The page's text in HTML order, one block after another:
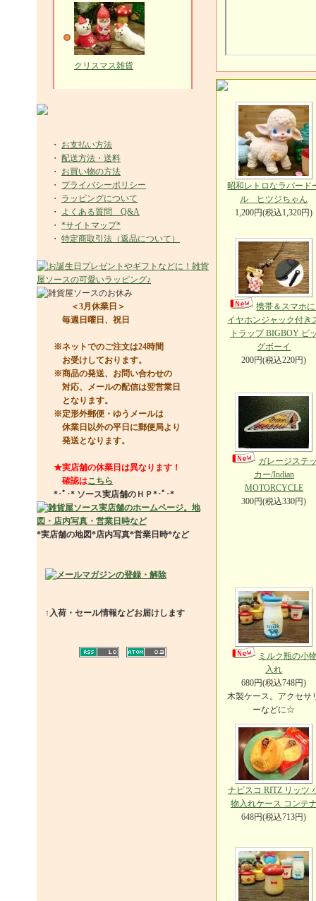
クリスマス雑貨
・ お支払い方法
・ 配送方法・送料
・ お買い物の方法
・ プライバシーポリシー
・ ラッピングについて
・ よくある質問 Q&A
・ *サイトマップ*
・ 特定商取引法（返品について）
＜3月休業日＞
毎週日曜日、祝日
※ネットでのご注文は24時間
お受けしております。
※商品の発送、お問い合わせの
対応、メールの配信は翌営業日
となります。
※定形外郵便・ゆうメールは
休業日以外の平日に郵便局より
発送となります。
★実店舗の休業日は異なります！
確認はこちら
*･ﾟ･* ソース実店舗のＨＰ*･ﾟ･*
*実店舗の地図*店内写真*営業日時*など
↑入荷・セール情報などお届けします
昭和レトロなラバード
ル ヒツジちゃん
1,200円(税込1,320円)
携帯＆スマホ
イヤホンジャック付き
トラップ BIGBOY ビ
グボーイ
200円(税込220円)
ガレージステ
カー/Indian
MOTORCYCLE
300円(税込330円)
ミルク瓶の小
入れ
680円(税込748円)
木製ケース。アクセサ
ーなどに☆
ナビスコ RITZ リッツ
物入れケース コンテ
648円(税込713円)